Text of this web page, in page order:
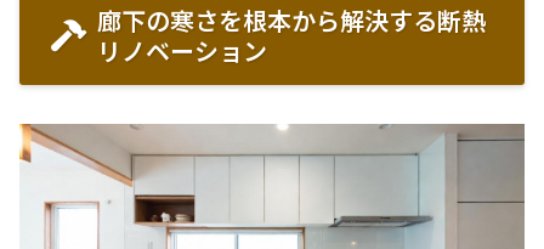
廊下の寒さを根本から解決する断熱
リノベーション